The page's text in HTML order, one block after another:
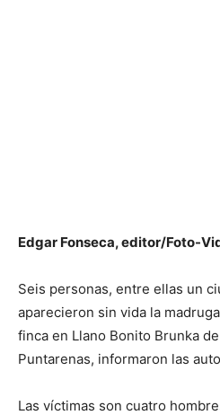
Edgar Fonseca, editor/Foto-
Seis personas, entre ellas un
aparecieron sin vida la
finca en Llano Bonito Brunka
Puntarenas, informaron las
Las víctimas son cuatro